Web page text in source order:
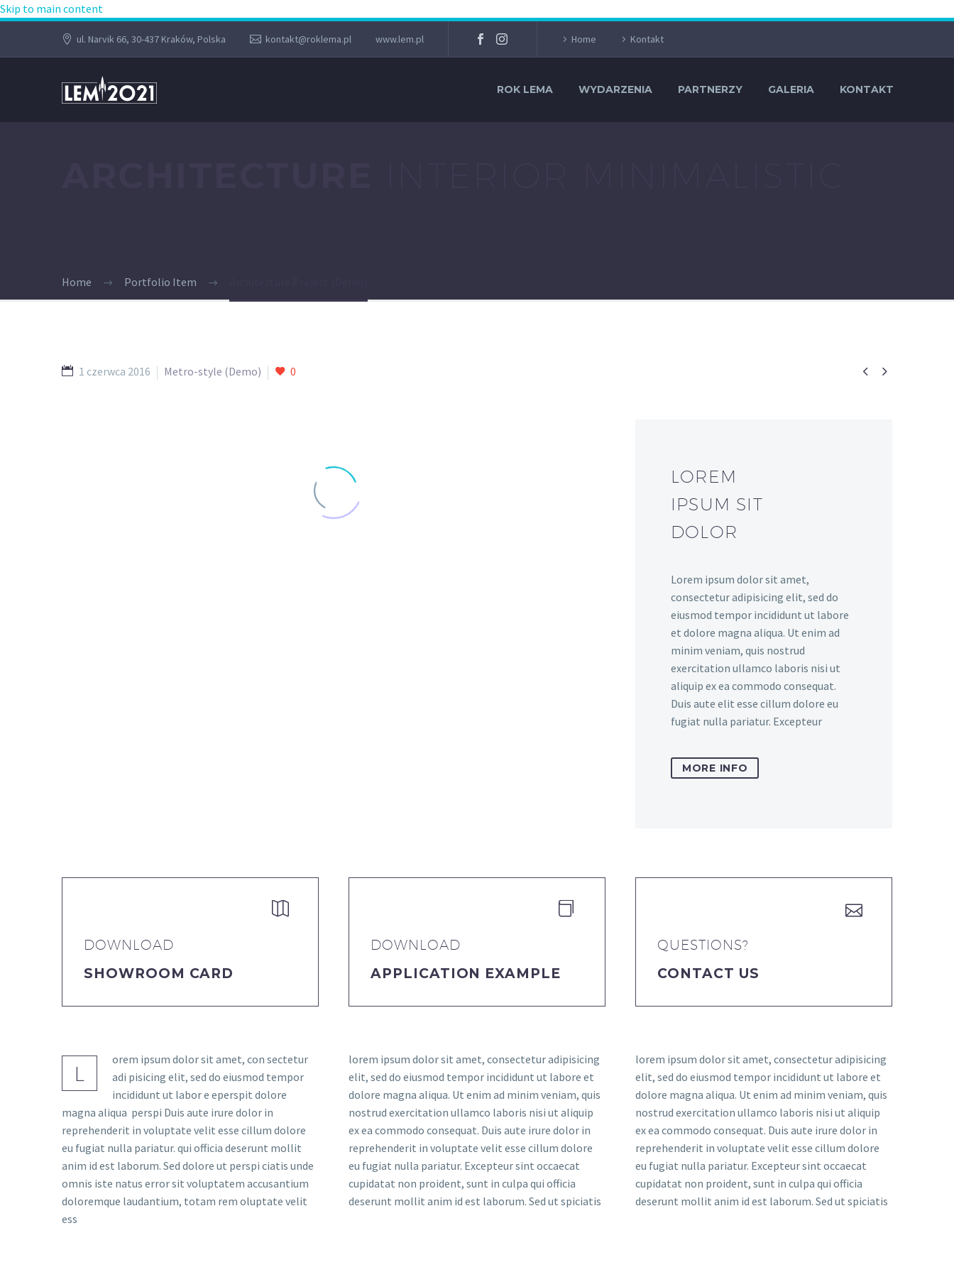
Skip to main content
ul. Narvik 66, 30-437 Kraków, Polska kontakt@roklema.pl www.lem.pl Home Kontakt
ROK LEMA WYDARZENIA PARTNERZY GALERIA KONTAKT
Home Portfolio Item
 
1 czerwca 2016 Metro-style (Demo) 0
LOREM
IPSUM SIT
DOLOR
Lorem ipsum dolor sit amet,
consectetur adipisicing elit, sed do
eiusmod tempor incididunt ut labore
et dolore magna aliqua. Ut enim ad
minim veniam, quis nostrud
exercitation ullamco laboris nisi ut
aliquip ex ea commodo consequat.
Duis aute elit esse cillum dolore eu
fugiat nulla pariatur. Excepteur
MORE INFO


DOWNLOAD
SHOWROOM CARD


DOWNLOAD
APPLICATION EXAMPLE


QUESTIONS?
CONTACT US
L
orem ipsum dolor sit amet, con sectetur
adi pisicing elit, sed do eiusmod tempor
incididunt ut labor e eperspit dolore
magna aliqua perspi Duis aute irure dolor in
reprehenderit in voluptate velit esse cillum dolore
eu fugiat nulla pariatur. qui officia deserunt mollit
anim id est laborum. Sed dolore ut perspi ciatis unde
omnis iste natus error sit voluptatem accusantium
doloremque laudantium, totam rem oluptate velit
ess
lorem ipsum dolor sit amet, consectetur adipisicing
elit, sed do eiusmod tempor incididunt ut labore et
dolore magna aliqua. Ut enim ad minim veniam, quis
nostrud exercitation ullamco laboris nisi ut aliquip
ex ea commodo consequat. Duis aute irure dolor in
reprehenderit in voluptate velit esse cillum dolore
eu fugiat nulla pariatur. Excepteur sint occaecat
cupidatat non proident, sunt in culpa qui officia
deserunt mollit anim id est laborum. Sed ut spiciatis
lorem ipsum dolor sit amet, consectetur adipisicing
elit, sed do eiusmod tempor incididunt ut labore et
dolore magna aliqua. Ut enim ad minim veniam, quis
nostrud exercitation ullamco laboris nisi ut aliquip
ex ea commodo consequat. Duis aute irure dolor in
reprehenderit in voluptate velit esse cillum dolore
eu fugiat nulla pariatur. Excepteur sint occaecat
cupidatat non proident, sunt in culpa qui officia
deserunt mollit anim id est laborum. Sed ut spiciatis